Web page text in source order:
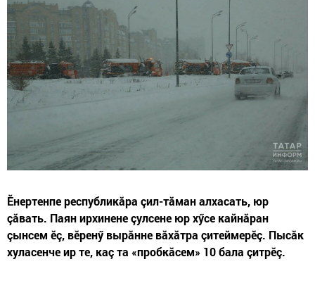
Ӗнертенпе республикăра çил-тăман алхасать, юр
çăвать. Паян ирхинене çулсене юр хӳсе кайнăран
çынсем ӗç, вӗренӳ вырăнне вăхăтра çитеймерӗç. Пысăк
хуласенче ир те, каç та «пробкăсем» 10 бала çитрӗç.